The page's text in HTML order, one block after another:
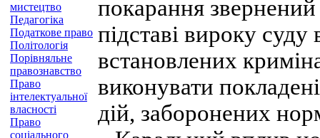
мистецтво
Педагогіка
Податкове право
Політологія
Порівняльне
правознавство
Право
інтелектуальної
власності
Право
соціального
покарання
підставі вироку
встановлених
виконувати
дій, заборонених